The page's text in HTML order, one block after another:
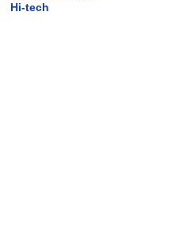
Hi-tech